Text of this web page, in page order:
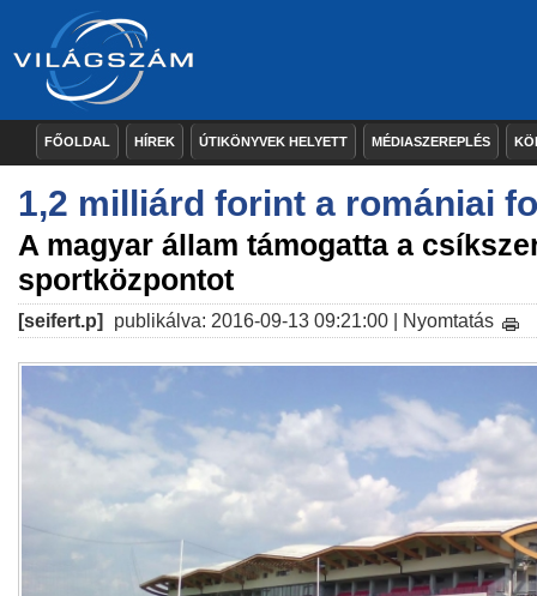
FŐOLDAL HÍREK ÚTIKÖNYVEK HELYETT MÉDIASZEREPLÉS
1,2 milliárd forint a romániai
A magyar állam támogatta a
sportközpontot
[seifert.p] publikálva: 2016-09-13 09:21:00 | Nyomtatás